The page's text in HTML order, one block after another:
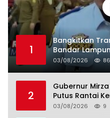
1
Bangkitkan
Bandar
03/08/2026
2
Gubernur
Putus Rantai
03/08/2026 9